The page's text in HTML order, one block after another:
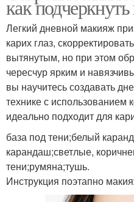
как
Легкий дневной макияж
карих глаз,
вытянутым, но при этом
чересчур ярким и
вы научитесь создавать
технике с использованием
идеально подходит для
база под тени;белый
карандаш;светлые,
тени;румяна;тушь.
Инструкция поэтапно